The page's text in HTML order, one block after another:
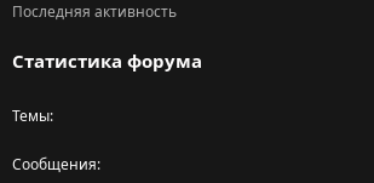
Последняя активность
Статистика форума
Темы
Сообщения